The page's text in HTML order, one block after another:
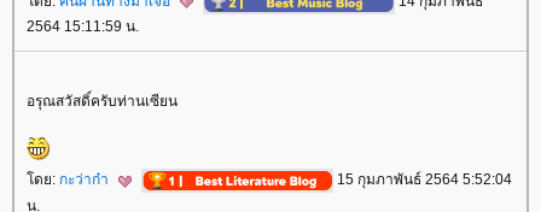
2564 15:11:59 น.
อรุณสวัสดิ์ครับท่านเซียน
ดย: กะว่าก๋า
15 กุมภาพันธ์ 2564 5:52:04
น.